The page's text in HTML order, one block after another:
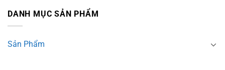
DANH MỤC SẢN PHẨM
Sản Phẩm